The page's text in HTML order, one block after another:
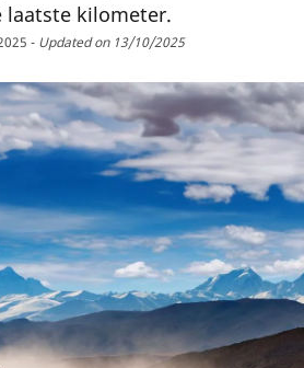
laatste kilometer.
- Updated on 13/10/2025